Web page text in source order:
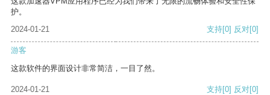
护。
2024-01-21
支持[0] 反对[0]
游客
这款软件的界面设计非常简洁，一目了然。
2024-01-21 支持[0] 反对[0]